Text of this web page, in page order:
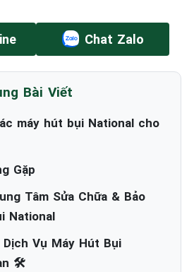
Chat Zalo
Bài Viết
máy hút bụi National cho
Gặp
Tâm Sửa Chữa & Bảo
National
Dịch Vụ Máy Hút Bụi
🛠️